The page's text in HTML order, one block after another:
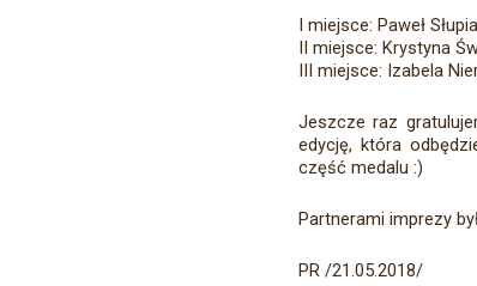
I miejsce: Paweł
II miejsce: Krystyna
III miejsce: Izabela
Jeszcze raz
edycję, która
część medalu :)
Partnerami imprezy
PR /21.05.2018/